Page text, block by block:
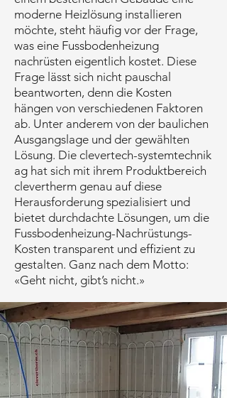
moderne Heizlösung installieren
möchte, steht häufig vor der Frage,
was eine Fussbodenheizung
nachrüsten eigentlich kostet. Diese
Frage lässt sich nicht pauschal
beantworten, denn die Kosten
hängen von verschiedenen Faktoren
ab. Unter anderem von der baulichen
Ausgangslage und der gewählten
Lösung. Die clevertech-systemtechnik
ag hat sich mit ihrem Produktbereich
clevertherm genau auf diese
Herausforderung spezialisiert und
bietet durchdachte Lösungen, um die
Fussbodenheizung-Nachrüstungs-
Kosten transparent und effizient zu
gestalten. Ganz nach dem Motto:
«Geht nicht, gibt’s nicht.»